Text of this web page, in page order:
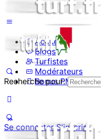
Accueil
Blogs
Turfistes
Modérateurs
Bonus PMU
Se connecter S'inscrire
Recherche pour: